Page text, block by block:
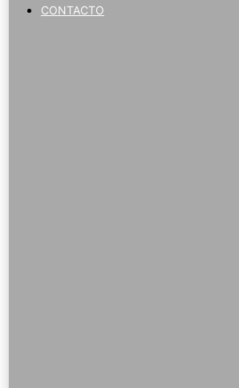
CONTACTO